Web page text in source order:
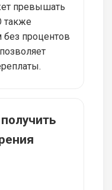
превышать
также
процентов